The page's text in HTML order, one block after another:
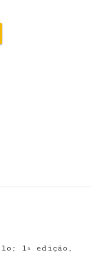
1ª edição,